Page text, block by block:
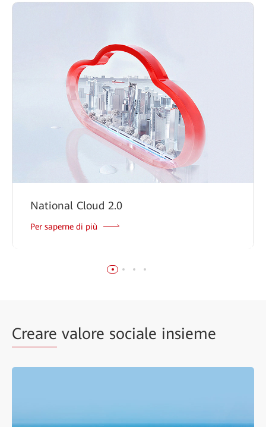
National Cloud 2.0
Per saperne di più
Creare valore sociale insieme